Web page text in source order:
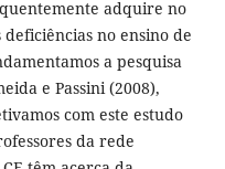
adquire no
no ensino de
a pesquisa
e Passini (2008),
com este estudo
da rede